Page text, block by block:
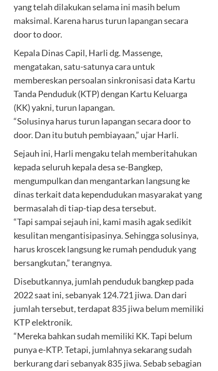
yang telah dilakukan selama ini masih belum
maksimal. Karena harus turun lapangan secara
door to door.
Kepala Dinas Capil, Harli dg. Massenge,
mengatakan, satu-satunya cara untuk
membereskan persoalan sinkronisasi data Kartu
Tanda Penduduk (KTP) dengan Kartu Keluarga
(KK) yakni, turun lapangan.
“Solusinya harus turun lapangan secara door to
door. Dan itu butuh pembiayaan,” ujar Harli.
Sejauh ini, Harli mengaku telah memberitahukan
kepada seluruh kepala desa se-Bangkep,
mengumpulkan dan mengantarkan langsung ke
dinas terkait data kependudukan masyarakat yang
bermasalah di tiap-tiap desa tersebut.
“Tapi sampai sejauh ini, kami masih agak sedikit
kesulitan mengantisipasinya. Sehingga solusinya,
harus kroscek langsung ke rumah penduduk yang
bersangkutan,” terangnya.
Disebutkannya, jumlah penduduk bangkep pada
2022 saat ini, sebanyak 124.721 jiwa. Dan dari
jumlah tersebut, terdapat 835 jiwa belum memiliki
KTP elektronik.
“Mereka bahkan sudah memiliki KK. Tapi belum
punya e-KTP. Tetapi, jumlahnya sekarang sudah
berkurang dari sebanyak 835 jiwa. Sebab sebagian